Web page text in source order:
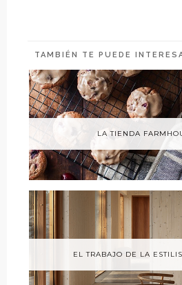
TAMBIÉN TE PUEDE
LA TIENDA
EL TRABAJO DE LA